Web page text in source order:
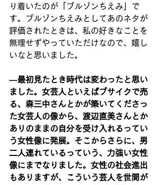
り着いたのが「ブルゾンちえみ」で
す。ブルゾンちえみとしてあのネタが
評価されたときは、私の好きなことを
無理せずやっていただけなので、嬉し
いなと思いました。
―最初見たとき時代は変わったと思い
ました。女芸人といえばブサイクで売
る、森三中さんとかが築いてくださっ
た女芸人の像から、渡辺直美さんとか
ありのままの自分を受け入れるってい
う女性像に発展。そこからさらに、男
二人連れているっていう、力強い女性
像にまでなりました。女性の社会進出
もありますが、こういう芸人を世間が